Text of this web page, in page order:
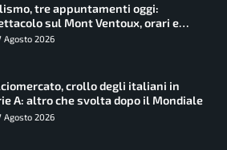
tre appuntamenti oggi:
sul Mont Ventoux, orari e
vederli
Agosto 2026
crollo degli italiani in
A: altro che svolta dopo il Mondiale
Agosto 2026